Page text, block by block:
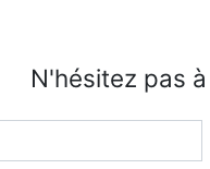
N'hésitez pas